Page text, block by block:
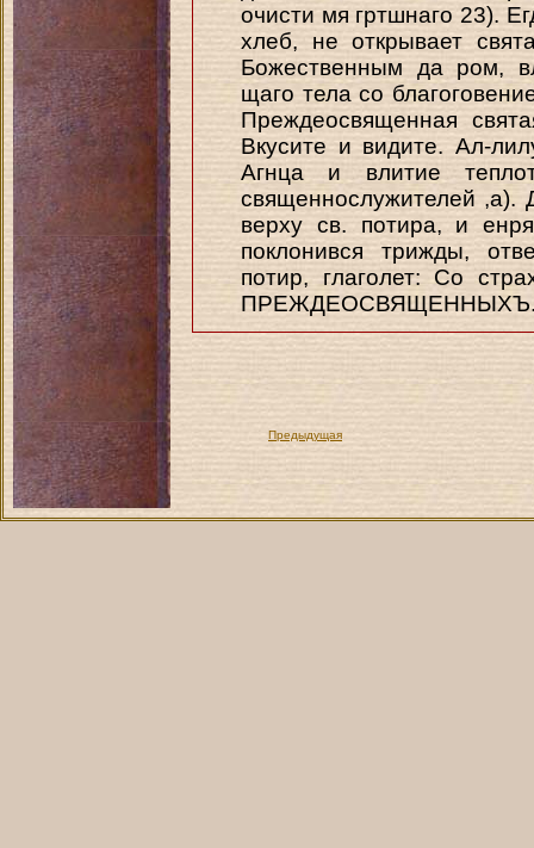
очисти мя гртшнаго 23).
хлеб, не открывает
Божественным да ром,
щаго тела со
Преждеосвященная
Вкусите и видите. Ал-
Агнца и влитие
священнослужителей ,а).
верху св. потира, и
поклонився трижды,
потир, глаголет: Со
Предыдущая